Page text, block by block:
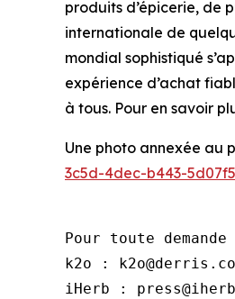
produits d’épicerie, de
internationale de
mondial sophistiqué
expérience d’achat
à tous. Pour en savoir
Une photo annexée au
3c5d-4dec-b443-
Pour toute
k2o :
iHerb :